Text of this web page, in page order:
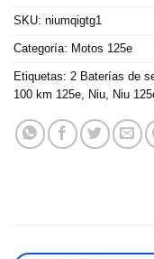
SKU: niumqigtg1
Categoría: Motos 125e
Etiquetas: 2 Baterías de
100 km 125e Niu Niu